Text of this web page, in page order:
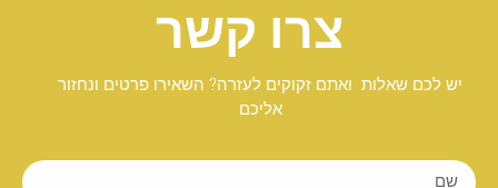
צרו קשר
יש לכם שאלות ואתם זקוקים לעזרה? השאירו פרטים ונחזור
אליכם